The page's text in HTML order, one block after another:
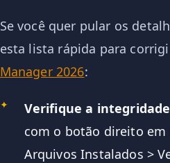
Se você quer pular os
esta lista rápida para
Manager 2026:
✦ Verifique a
com o botão direito em
Arquivos Instalados >